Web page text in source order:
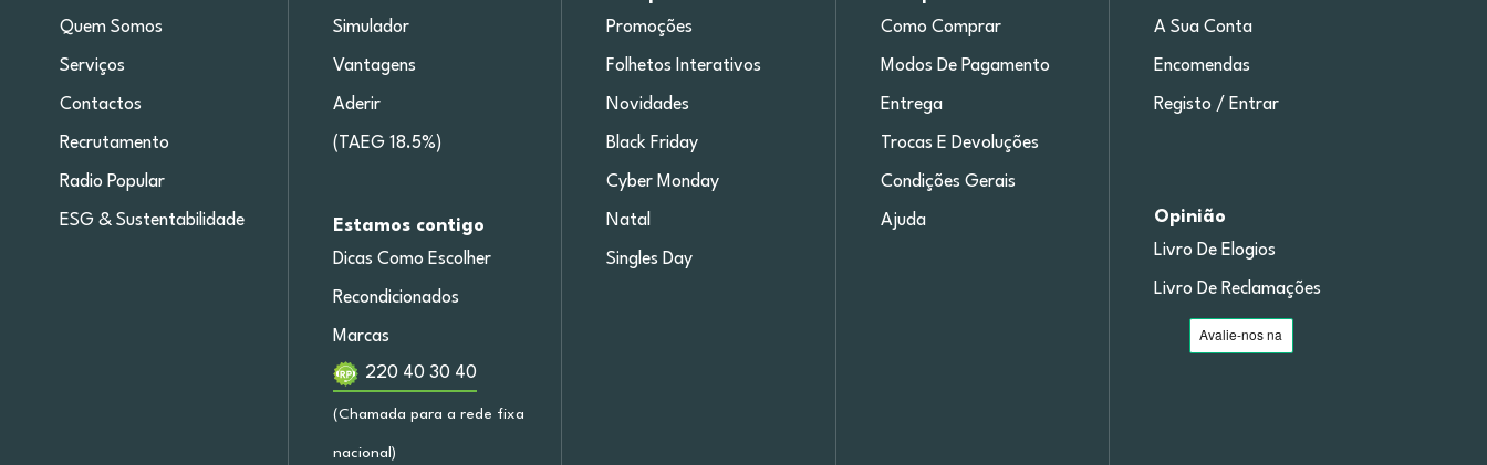
Quem Somos
Serviços
Contactos
Recrutamento
Radio Popular
ESG & Sustentabilidade
Simulador
Vantagens
Aderir
(TAEG 18.5%)
Estamos contigo
Dicas Como Escolher
Recondicionados
Marcas
220 40 30 40
(Chamada para a rede fixa
nacional)
Promoções
Folhetos Interativos
Novidades
Black Friday
Cyber Monday
Natal
Singles Day
Como Comprar
Modos De Pagamento
Entrega
Trocas E Devoluções
Condições Gerais
Ajuda
A Sua Conta
Encomendas
Registo / Entrar
Opinião
Livro De Elogios
Livro De Reclamações